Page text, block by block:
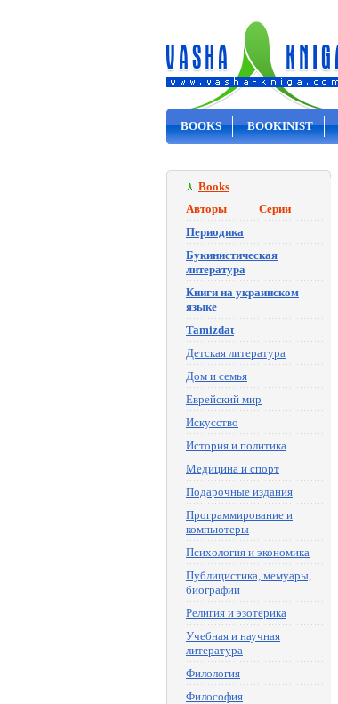
BOOKS BOOKINIST
Books
Авторы
Серии
Периодика
Букинистическая
литература
Книги на украинском
языке
Tamizdat
Детская литература
Дом и семья
Еврейский мир
Искусство
История и политика
Медицина и спорт
Подарочные издания
Программирование и
компьютеры
Психология и экономика
Публицистика, мемуары,
биографии
Религия и эзотерика
Учебная и научная
литература
Филология
Философия